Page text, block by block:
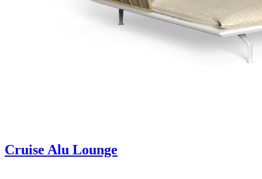
Cruise Alu Lounge